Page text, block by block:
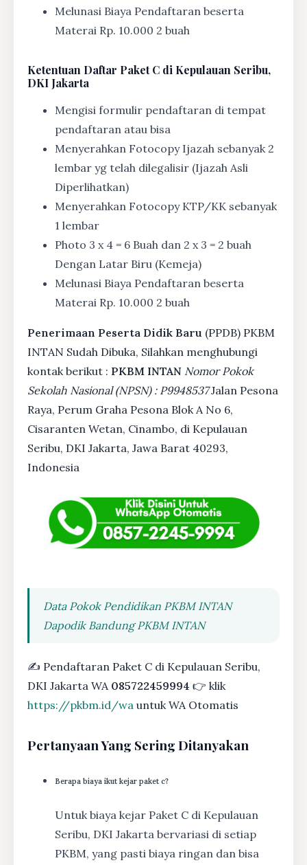
Melunasi Biaya Pendaftaran beserta
Materai Rp. 10.000 2 buah
Ketentuan Daftar Paket C di Kepulauan Seribu,
DKI Jakarta
Mengisi formulir pendaftaran di tempat
pendaftaran atau bisa
Menyerahkan Fotocopy Ijazah sebanyak 2
lembar yg telah dilegalisir (Ijazah Asli
Diperlihatkan)
Menyerahkan Fotocopy KTP/KK sebanyak
1 lembar
Photo 3 x 4 = 6 Buah dan 2 x 3 = 2 buah
Dengan Latar Biru (Kemeja)
Melunasi Biaya Pendaftaran beserta
Materai Rp. 10.000 2 buah
Penerimaan Peserta Didik Baru (PPDB) PKBM
INTAN Sudah Dibuka, Silahkan menghubungi
kontak berikut : PKBM INTAN Nomor Pokok
Sekolah Nasional (NPSN) : P9948537Jalan Pesona
Raya, Perum Graha Pesona Blok A No 6,
Cisaranten Wetan, Cinambo, di Kepulauan
Seribu, DKI Jakarta, Jawa Barat 40293,
Indonesia
Data Pokok Pendidikan PKBM INTAN
Dapodik Bandung PKBM INTAN
✍ Pendaftaran Paket C di Kepulauan Seribu,
DKI Jakarta WA 085722459994 👉 klik
https://pkbm.id/wa untuk WA Otomatis
Pertanyaan Yang Sering Ditanyakan
Berapa biaya ikut kejar paket c?
Untuk biaya kejar Paket C di Kepulauan
Seribu, DKI Jakarta bervariasi di setiap
PKBM, yang pasti biaya ringan dan bisa